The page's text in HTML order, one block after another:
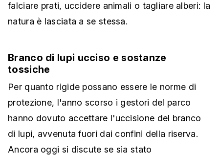
falciare prati, uccidere animali o tagliare alberi: la
natura è lasciata a se stessa.
Branco di lupi ucciso e sostanze
tossiche
Per quanto rigide possano essere le norme di
protezione, l'anno scorso i gestori del parco
hanno dovuto accettare l'uccisione del branco
di lupi, avvenuta fuori dai confini della riserva.
Ancora oggi si discute se sia stato